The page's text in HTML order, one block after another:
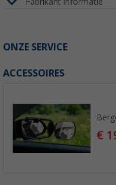
ONZE SERVICE
ACCESSOIRES
€